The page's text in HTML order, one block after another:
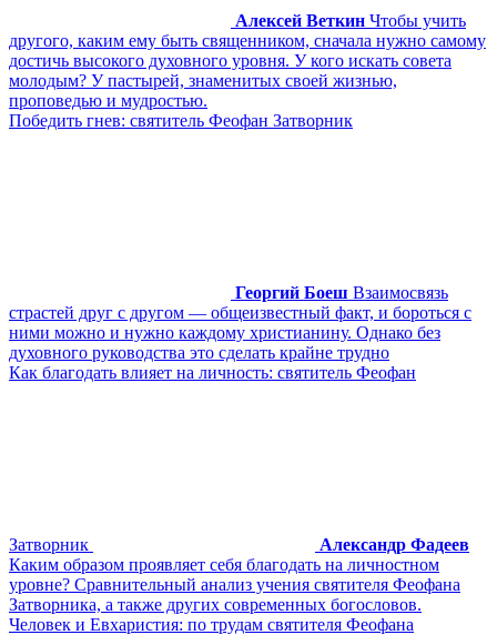
Алексей Веткин Чтобы учить
другого, каким ему быть священником, сначала нужно самому
достичь высокого духовного уровня. У кого искать совета
молодым? У пастырей, знаменитых своей жизнью,
проповедью и мудростью.
Победить гнев: святитель Феофан Затворник
Георгий Боеш Взаимосвязь
страстей друг с другом — общеизвестный факт, и бороться с
ними можно и нужно каждому христианину. Однако без
духовного руководства это сделать крайне трудно
Как благодать влияет на личность: святитель Феофан
Затворник
Александр Фадеев
Каким образом проявляет себя благодать на личностном
уровне? Сравнительный анализ учения святителя Феофана
Затворника, а также других современных богословов.
Человек и Евхаристия: по трудам святителя Феофана